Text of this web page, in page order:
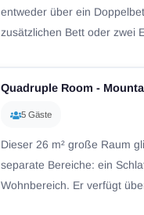
entweder über ein
zusätzlichen Bett oder zwei
Quadruple Room -
5 Gäste
Dieser 26 m² große Raum
separate Bereiche: ein
Wohnbereich. Er verfügt